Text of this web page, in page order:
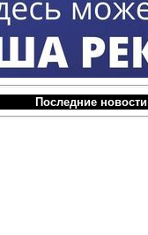
Последние новости